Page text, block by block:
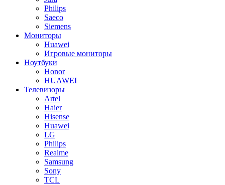
Philips
Saeco
Siemens
Мониторы
Huawei
Игровые мониторы
Ноутбуки
Honor
HUAWEI
Телевизоры
Artel
Haier
Hisense
Huawei
LG
Philips
Realme
Samsung
Sony
TCL